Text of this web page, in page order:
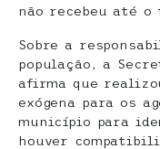
não recebeu até o
Sobre a
população, a
afirma que
exógena para os
município para
houver